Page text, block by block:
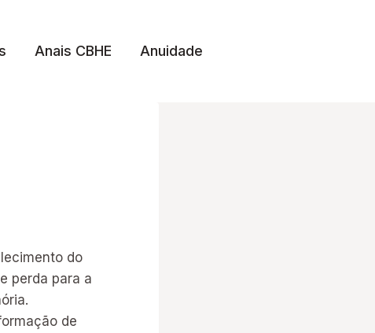
Anais CBHE Anuidade
do
perda para a
de